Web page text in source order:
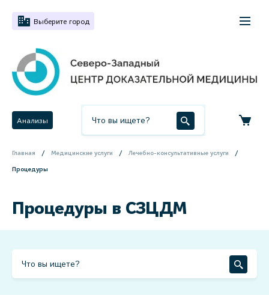
Выберите город
Анализы
Главная Медицинские услуги Лечебно-консультативные услуги
Процедуры
Процедуры в СЗЦДМ